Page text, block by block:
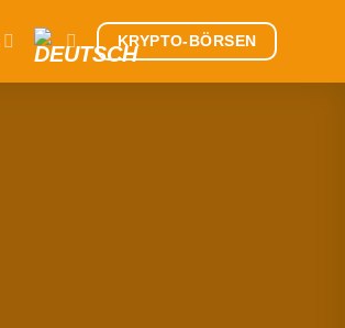
KRYPTO-BÖRSEN